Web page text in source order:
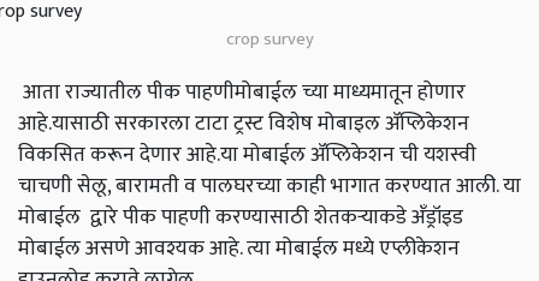
crop survey
आता राज्यातील पीक पाहणीमोबाईल च्या माध्यमातून होणार
आहे.यासाठी सरकारला टाटा ट्रस्ट विशेष मोबाइल ॲप्लिकेशन
विकसित करून देणार आहे.या मोबाईल ॲप्लिकेशन ची यशस्वी
चाचणी सेलू, बारामती व पालघरच्या काही भागात करण्यात आली. या
मोबाईल द्वारे पीक पाहणी करण्यासाठी शेतकऱ्याकडे अँड्रॉइड
मोबाईल असणे आवश्यक आहे. त्या मोबाईल मध्ये एप्लीकेशन